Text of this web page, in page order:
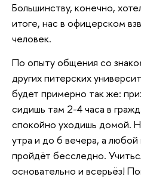
Большинству, конечно,
итоге, нас в офицерском
человек.
По опыту общения со
других питерских
будет примерно так же:
сидишь там 2-4 часа в
спокойно уходишь домой.
утра и до 6 вечера, а
пройдёт бесследно.
основательно и всерьёз!